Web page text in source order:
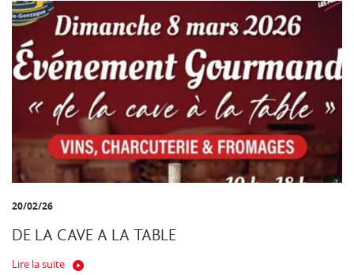
20/02/26
DE LA CAVE A LA TABLE
Lire la suite